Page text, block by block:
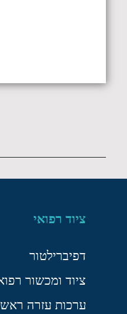
ציוד רפואי
דפיברילטור
ציוד ומכשור
ערכות עזרה